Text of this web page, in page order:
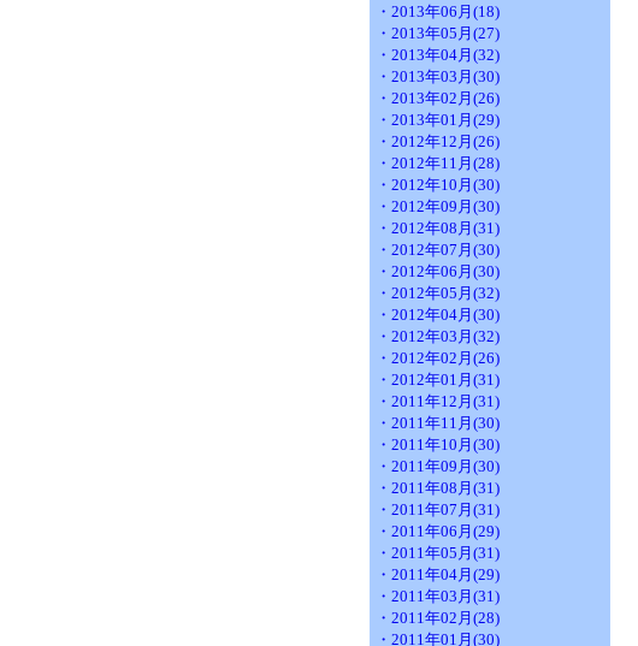
・2013年06月(18)
・2013年05月(27)
・2013年04月(32)
・2013年03月(30)
・2013年02月(26)
・2013年01月(29)
・2012年12月(26)
・2012年11月(28)
・2012年10月(30)
・2012年09月(30)
・2012年08月(31)
・2012年07月(30)
・2012年06月(30)
・2012年05月(32)
・2012年04月(30)
・2012年03月(32)
・2012年02月(26)
・2012年01月(31)
・2011年12月(31)
・2011年11月(30)
・2011年10月(30)
・2011年09月(30)
・2011年08月(31)
・2011年07月(31)
・2011年06月(29)
・2011年05月(31)
・2011年04月(29)
・2011年03月(31)
・2011年02月(28)
・2011年01月(30)